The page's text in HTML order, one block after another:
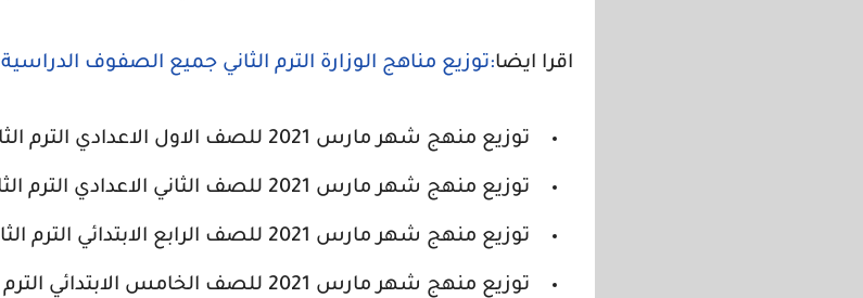
اقرا ايضا:توزيع مناهج الوزارة الترم الثاني جميع الصفوف الدراسية 2021 pdf نظام الأشهر
توزيع منهج شهر مارس 2021 للصف الاول الاعدادي الترم الثاني جميع المواد
توزيع منهج شهر مارس 2021 للصف الثاني الاعدادي الترم الثاني جميع المواد
توزيع منهج شهر مارس 2021 للصف الرابع الابتدائي الترم الثاني جميع المواد
توزيع منهج شهر مارس 2021 للصف الخامس الابتدائي الترم الثاني جميع المواد